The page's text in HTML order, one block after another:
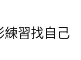
練習找自己